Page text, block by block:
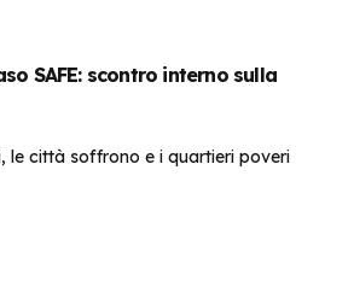
SAFE: scontro interno sulla